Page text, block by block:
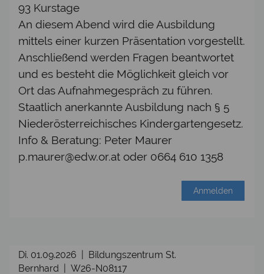
93 Kurstage
An diesem Abend wird die Ausbildung
mittels einer kurzen Präsentation vorgestellt.
Anschließend werden Fragen beantwortet
und es besteht die Möglichkeit gleich vor
Ort das Aufnahmegespräch zu führen.
Staatlich anerkannte Ausbildung nach § 5
Niederösterreichisches Kindergartengesetz.
Info & Beratung: Peter Maurer
p.maurer@edw.or.at oder 0664 610 1358
Anmelden
Di. 01.09.2026 | Bildungszentrum St.
Bernhard | W26-N08117